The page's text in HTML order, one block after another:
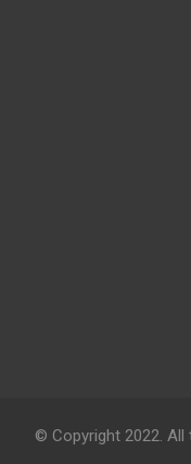
© Copyright 2022. All